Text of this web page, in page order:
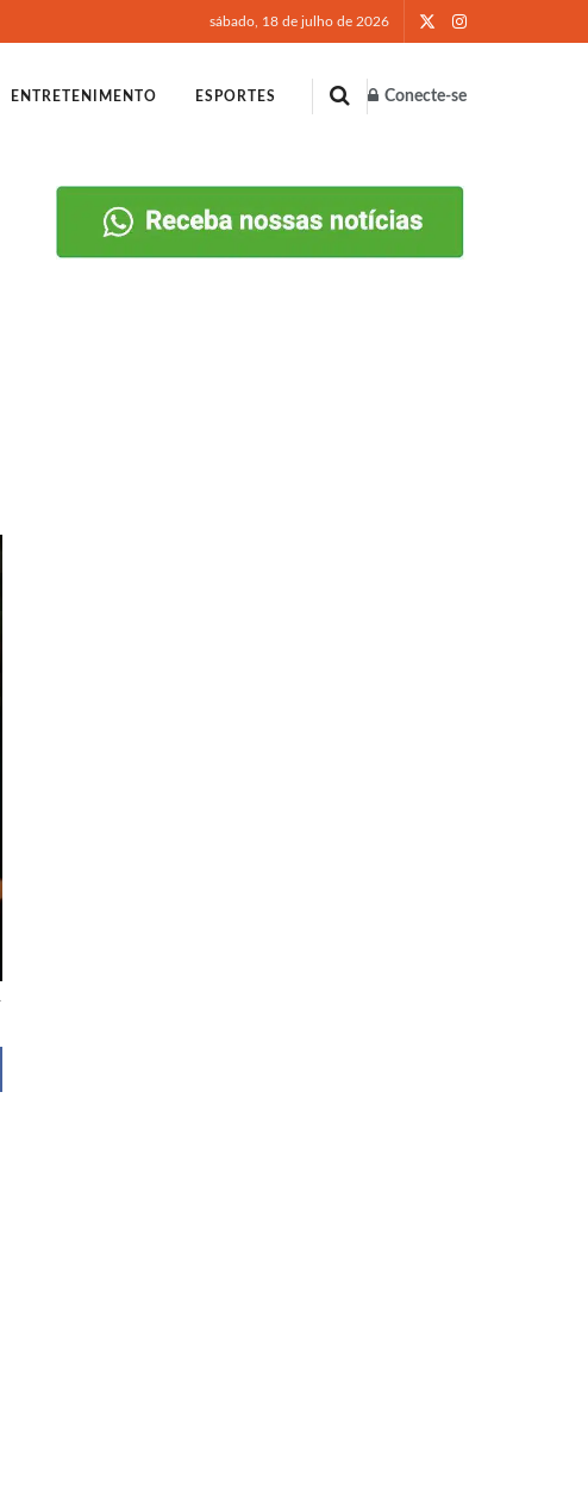
sábado, 18 de julho de 2026
ENTRETENIMENTO ESPORTES Conecte-se